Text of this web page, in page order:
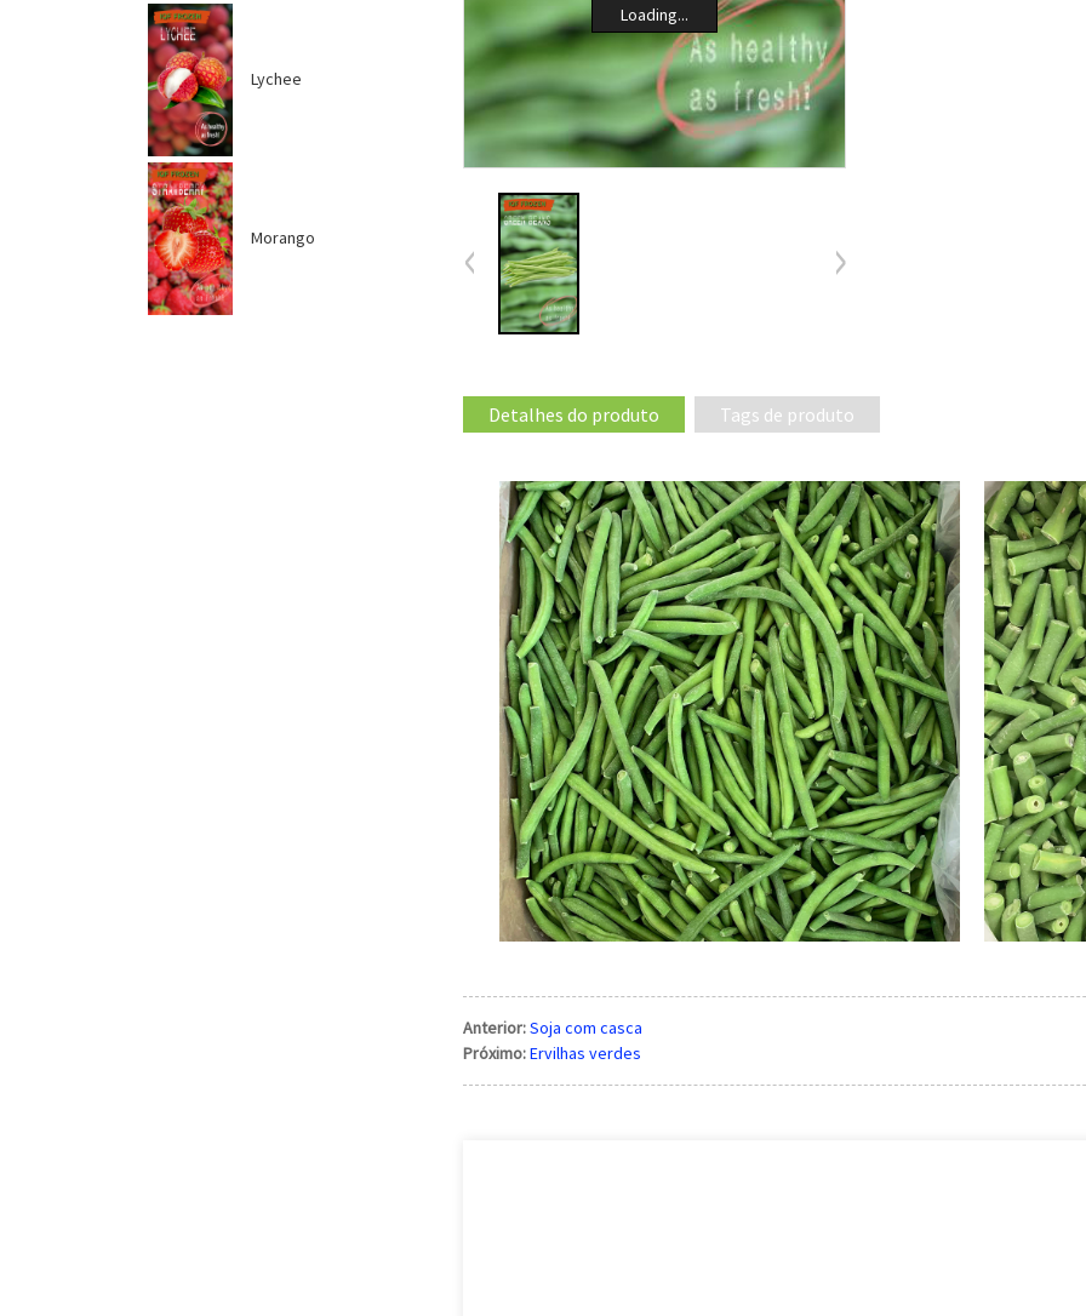
Lychee
Morango
Loading...
Detalhes do produto Tags de produto
Anterior:Soja com casca
Próximo:Ervilhas verdes